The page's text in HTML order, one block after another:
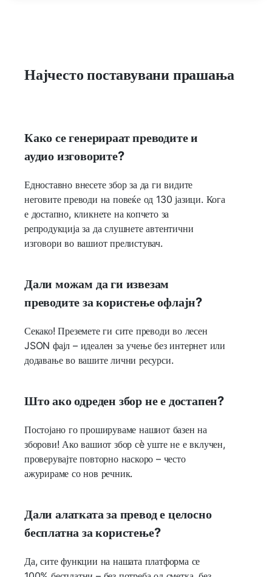
Најчесто поставувани прашања
Како се генерираат преводите и
аудио изговорите?
Едноставно внесете збор за да ги видите
неговите преводи на повеќе од 130 јазици. Кога
е достапно, кликнете на копчето за
репродукција за да слушнете автентични
изговори во вашиот прелистувач.
Дали можам да ги извезам
преводите за користење офлајн?
Секако! Преземете ги сите преводи во лесен
JSON фајл – идеален за учење без интернет или
додавање во вашите лични ресурси.
Што ако одреден збор не е достапен?
Постојано го прошируваме нашиот базен на
зборови! Ако вашиот збор сè уште не е вклучен,
проверувајте повторно наскоро – често
ажурираме со нов речник.
Дали алатката за превод е целосно
бесплатна за користење?
Да, сите функции на нашата платформа се